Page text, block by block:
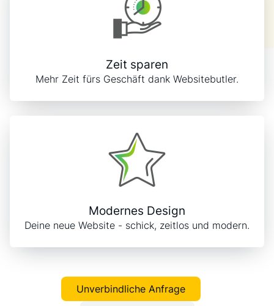
Zeit sparen
Mehr Zeit fürs Geschäft dank Websitebutler.
Modernes Design
Deine neue Website - schick, zeitlos und modern.
Unverbindliche Anfrage